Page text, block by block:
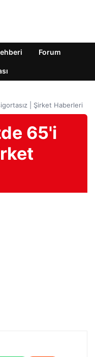
Forum
| Şirket Haberleri
65'i